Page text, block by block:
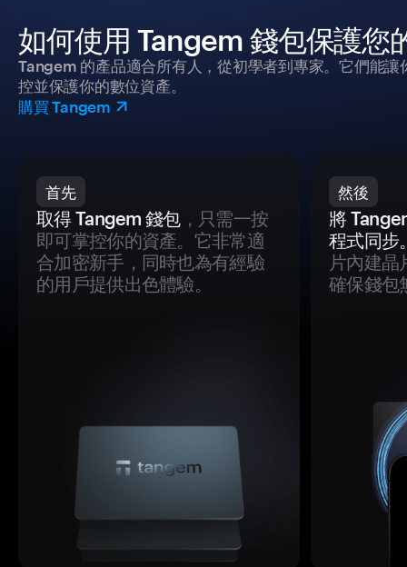
如何使用 Tangem 錢包保護您
Tangem 的產品適合所有人，從初學者到專家。它們能
控並保護你的數位資產。
購買 Tangem
首先
取得 Tangem 錢包，只需一按
即可掌控你的資產。它非常適
合加密新手，同時也為有經驗
的用戶提供出色體驗。
然後
將
程式同步
片內建晶
確保錢包